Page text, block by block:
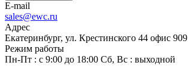
E-mail
sales@ewc.ru
Адрес
Екатеринбург, ул. Крестинского 44 офис 909
Режим работы
Пн-Пт : с 9:00 до 18:00 Сб, Вс : выходной